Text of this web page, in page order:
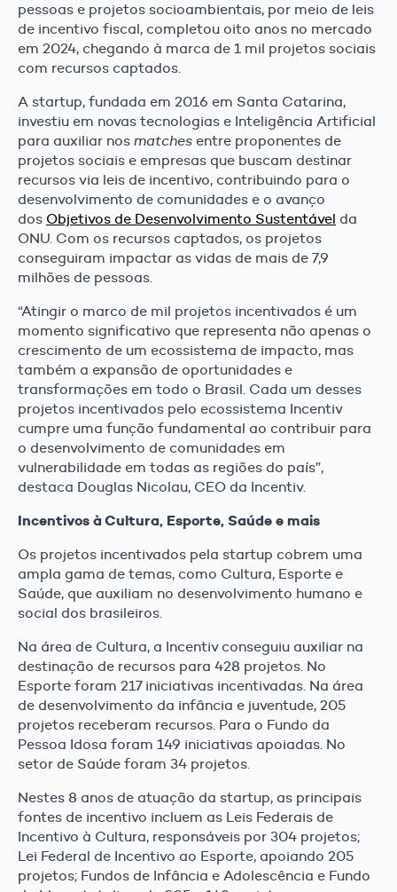
pessoas e projetos socioambientais, por meio de leis
de incentivo fiscal, completou oito anos no mercado
em 2024, chegando à marca de 1 mil projetos sociais
com recursos captados.
A startup, fundada em 2016 em Santa Catarina,
investiu em novas tecnologias e Inteligência Artificial
para auxiliar nos matches entre proponentes de
projetos sociais e empresas que buscam destinar
recursos via leis de incentivo, contribuindo para o
desenvolvimento de comunidades e o avanço
dos Objetivos de Desenvolvimento Sustentável da
ONU. Com os recursos captados, os projetos
conseguiram impactar as vidas de mais de 7,9
milhões de pessoas.
“Atingir o marco de mil projetos incentivados é um
momento significativo que representa não apenas o
crescimento de um ecossistema de impacto, mas
também a expansão de oportunidades e
transformações em todo o Brasil. Cada um desses
projetos incentivados pelo ecossistema Incentiv
cumpre uma função fundamental ao contribuir para
o desenvolvimento de comunidades em
vulnerabilidade em todas as regiões do país”,
destaca Douglas Nicolau, CEO da Incentiv.
Incentivos à Cultura, Esporte, Saúde e mais
Os projetos incentivados pela startup cobrem uma
ampla gama de temas, como Cultura, Esporte e
Saúde, que auxiliam no desenvolvimento humano e
social dos brasileiros.
Na área de Cultura, a Incentiv conseguiu auxiliar na
destinação de recursos para 428 projetos. No
Esporte foram 217 iniciativas incentivadas. Na área
de desenvolvimento da infância e juventude, 205
projetos receberam recursos. Para o Fundo da
Pessoa Idosa foram 149 iniciativas apoiadas. No
setor de Saúde foram 34 projetos.
Nestes 8 anos de atuação da startup, as principais
fontes de incentivo incluem as Leis Federais de
Incentivo à Cultura, responsáveis por 304 projetos;
Lei Federal de Incentivo ao Esporte, apoiando 205
projetos; Fundos de Infância e Adolescência e Fundo